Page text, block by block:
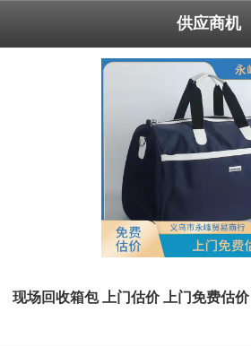
供应商机
现场回收箱包 上门估价 上门免费估价